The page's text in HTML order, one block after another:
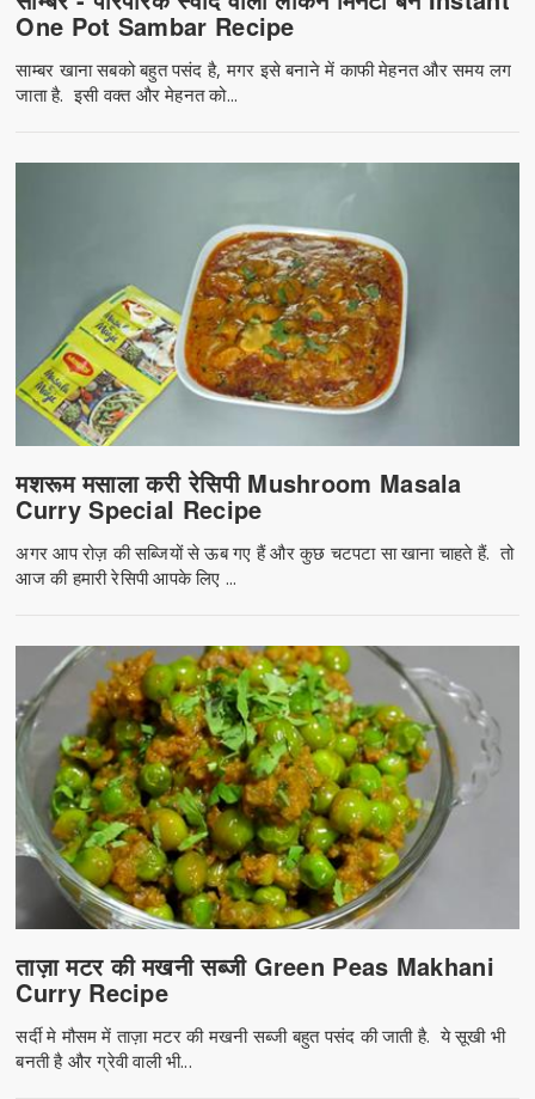
One Pot Sambar Recipe
साम्बर खाना सबको बहुत पसंद है, मगर इसे बनाने में काफी मेहनत और समय लग
जाता है. इसी वक्त और मेहनत को...
मशरूम मसाला करी रेसिपी Mushroom Masala
Curry Special Recipe
अगर आप रोज़ की सब्जियों से ऊब गए हैं और कुछ चटपटा सा खाना चाहते हैं. तो
आज की हमारी रेसिपी आपके लिए ...
ताज़ा मटर की मखनी सब्जी Green Peas Makhani
Curry Recipe
सर्दी मे मौसम में ताज़ा मटर की मखनी सब्जी बहुत पसंद की जाती है. ये सूखी भी
बनती है और ग्रेवी वाली भी...